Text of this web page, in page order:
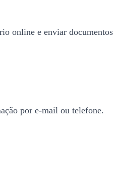
online e enviar documentos
por e-mail ou telefone.